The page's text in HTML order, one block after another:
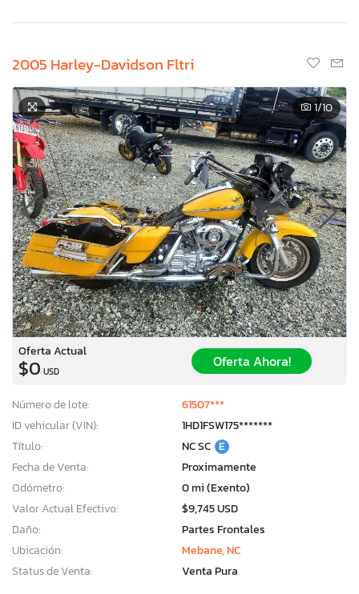
2005 Harley-Davidson Fltri
1/10
Oferta Actual
$0 USD
Oferta Ahora!
Número de lote:
61507***
ID vehicular (VIN):
1HD1FSW175*******
Título:
NC SC E
Fecha de Venta:
Proximamente
Odómetro:
0 mi (Exento)
Valor Actual Efectivo:
$9,745 USD
Daño:
Partes Frontales
Ubicación:
Mebane, NC
Status de Venta:
Venta Pura